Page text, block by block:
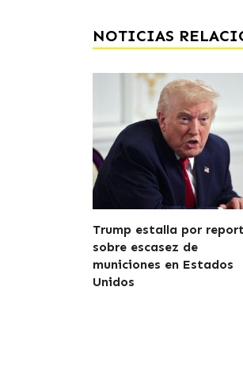
NOTICIAS
Trump estalla por
sobre escasez de
municiones en Estados
Unidos